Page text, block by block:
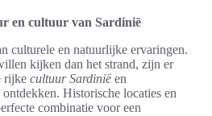
en cultuur van Sardinië
culturele en natuurlijke ervaringen.
kijken dan het strand, zijn er
rijke cultuur Sardinië en
Historische locaties en
combinatie voor een